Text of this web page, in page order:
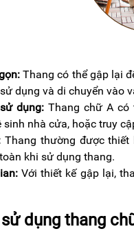
Thang có thể gập lại
dụng và di chuyển vào
dụng: Thang chữ A có
sinh nhà cửa, hoặc truy
Thang thường được
khi sử dụng thang.
Với thiết kế gập lại,
dụng thang